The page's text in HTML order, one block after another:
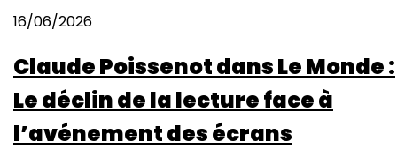
16/06/2026
Claude Poissenot dans Le Monde :
Le déclin de la lecture face à
l’avénement des écrans